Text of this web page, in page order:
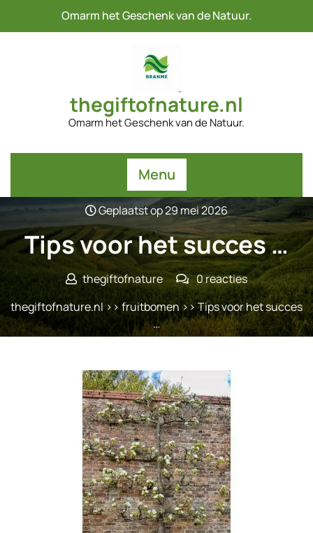
Omarm het Geschenk van de Natuur.
thegiftofnature.nl
Omarm het Geschenk van de Natuur.
Menu
Geplaatst op 29 mei 2026
Tips voor het succes …
thegiftofnature
0 reacties
thegiftofnature.nl >> fruitbomen>> Tips voor het succes
…